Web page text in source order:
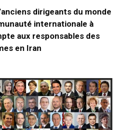
dirigeants du monde
internationale à
aux responsables des
en Iran